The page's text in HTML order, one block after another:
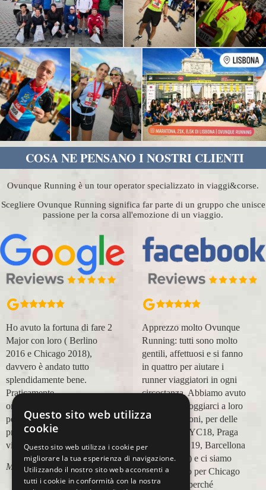
COSA NE PENSANO I NOSTRI CLIENTI
Ovunque Running è un tour operator specializzato in viaggi&corse.
Scegliere Ovunque Running significa far parte di un gruppo che unisce
passione per la corsa all'emozione di un viaggio.
Apprezzo molto Ovunque
Running: tutti sono molto
gentili, affettuosi e si fanno
in quattro per aiutare i
runner viaggiatori in ogni
circostanza. Abbiamo avuto
modo di appoggiarci a loro
in più occasioni, per delle
maratone (NYC18, Praga
19, Valencia 19, Barcellona
21, NYC 22) e ci siamo
affidati a loro per Chicago
23 (ottobre) perché
Organizzazione perfetta,
accompagnatori super
(Massimo e Anna). Prima
esperienza con voi molto
positiva! Alla prossima e
grazie!
Lara Buranti
Questo sito web utilizza
cookie
Questo sito web utilizza i cookie per
migliorare la tua esperienza di navigazione.
Utilizzando il nostro sito web acconsenti a
tutti i cookie in conformità con la nostra